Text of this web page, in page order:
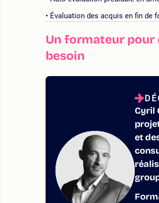
Évaluation des acquis en fin de
Un formateur pour
besoin
Cyril
et